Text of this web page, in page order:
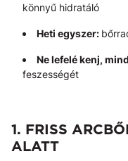
könnyű hidratáló
Heti egyszer:
Ne lefelé kenj,
feszességét
1. FRISS
ALATT